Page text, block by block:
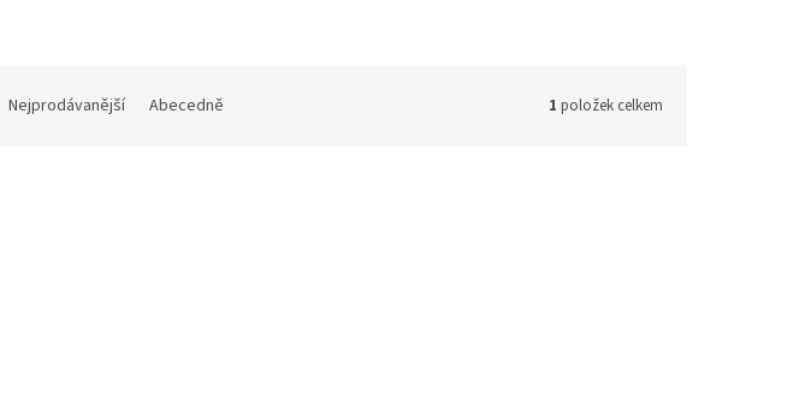
Nejprodávanější Abecedně 1 položek celkem